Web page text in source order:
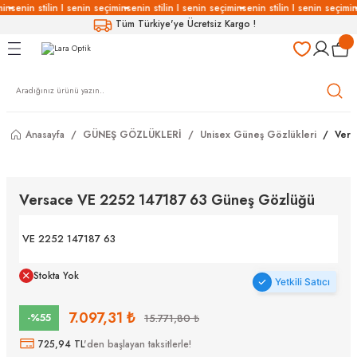
senin stilin I senin seçiminsenin stilin I senin seçiminsenin stilin I senin seçimin
Tüm Türkiye'ye Ücretsiz Kargo !
Geri Dön
Geri Dön
Geri Dön
Geri Dön
Anasayfa GÜNEŞ GÖZLÜKLERİ Unisex Güneş Gözlükleri
Versace VE 2252 147187 63 Güneş Gözlüğü
VE 2252 147187 63
Stokta Yok Yetkili Satıcı
-%55 7.097,31 ₺ 15.771,80 ₺
725,94 TL'den başlayan taksitlerle!